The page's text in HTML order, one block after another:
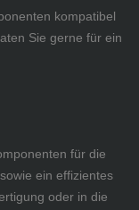
kompatibel
Sie gerne für ein
für die
ein effizientes
oder in die